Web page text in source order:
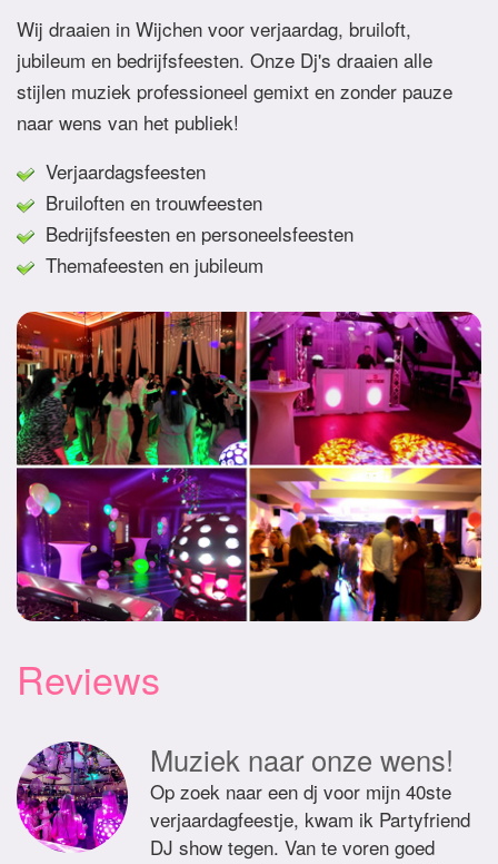
Wij draaien in Wijchen voor verjaardag, bruiloft,
jubileum en bedrijfsfeesten. Onze Dj's draaien alle
stijlen muziek professioneel gemixt en zonder pauze
naar wens van het publiek!
Verjaardagsfeesten
Bruiloften en trouwfeesten
Bedrijfsfeesten en personeelsfeesten
Themafeesten en jubileum
Reviews
Muziek naar onze wens!
Op zoek naar een dj voor mijn 40ste
verjaardagfeestje, kwam ik Partyfriend
DJ show tegen. Van te voren goed